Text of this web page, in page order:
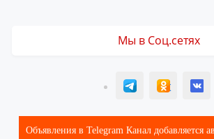
Мы в Соц.сетях
T ОК ВК
Объявления в Telegram Канал добавляется